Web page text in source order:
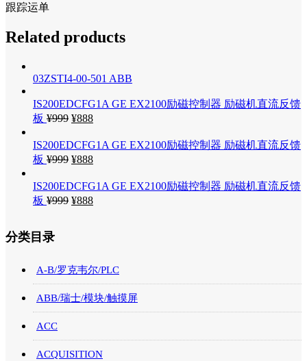
跟踪运单
Related products
03ZSTI4-00-501 ABB
IS200EDCFG1A GE EX2100励磁控制器 励磁机直流反馈
板 ¥999 ¥888
IS200EDCFG1A GE EX2100励磁控制器 励磁机直流反馈
板 ¥999 ¥888
IS200EDCFG1A GE EX2100励磁控制器 励磁机直流反馈
板 ¥999 ¥888
分类目录
A-B/罗克韦尔/PLC
ABB/瑞士/模块/触摸屏
ACC
ACQUISITION